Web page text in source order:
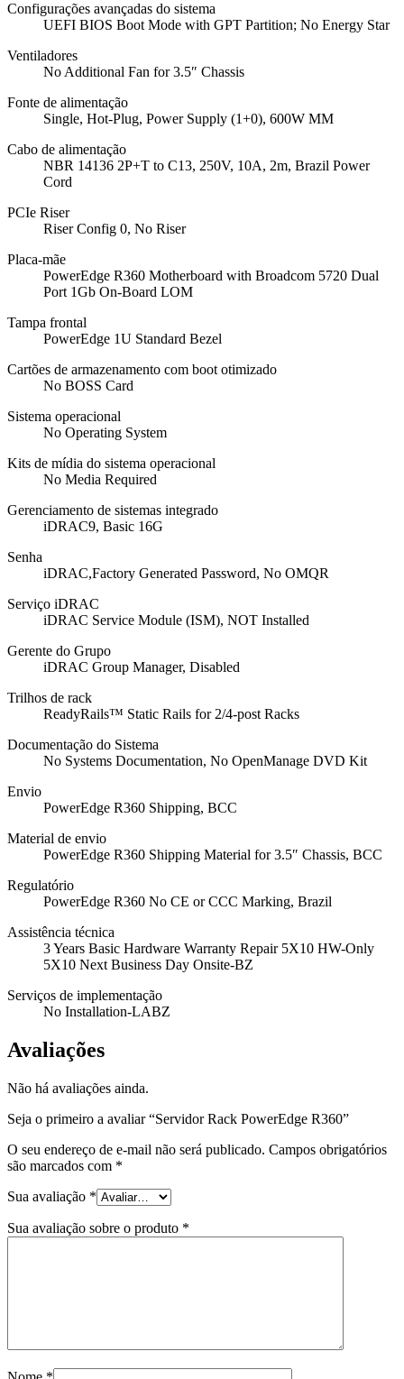
Configurações avançadas do sistema
UEFI BIOS Boot Mode with GPT Partition; No Energy Star
Ventiladores
No Additional Fan for 3.5″ Chassis
Fonte de alimentação
Single, Hot-Plug, Power Supply (1+0), 600W MM
Cabo de alimentação
NBR 14136 2P+T to C13, 250V, 10A, 2m, Brazil Power
Cord
PCIe Riser
Riser Config 0, No Riser
Placa-mãe
PowerEdge R360 Motherboard with Broadcom 5720 Dual
Port 1Gb On-Board LOM
Tampa frontal
PowerEdge 1U Standard Bezel
Cartões de armazenamento com boot otimizado
No BOSS Card
Sistema operacional
No Operating System
Kits de mídia do sistema operacional
No Media Required
Gerenciamento de sistemas integrado
iDRAC9, Basic 16G
Senha
iDRAC,Factory Generated Password, No OMQR
Serviço iDRAC
iDRAC Service Module (ISM), NOT Installed
Gerente do Grupo
iDRAC Group Manager, Disabled
Trilhos de rack
ReadyRails™ Static Rails for 2/4-post Racks
Documentação do Sistema
No Systems Documentation, No OpenManage DVD Kit
Envio
PowerEdge R360 Shipping, BCC
Material de envio
PowerEdge R360 Shipping Material for 3.5″ Chassis, BCC
Regulatório
PowerEdge R360 No CE or CCC Marking, Brazil
Assistência técnica
3 Years Basic Hardware Warranty Repair 5X10 HW-Only
5X10 Next Business Day Onsite-BZ
Serviços de implementação
No Installation-LABZ
Avaliações
Não há avaliações ainda.
Seja o primeiro a avaliar “Servidor Rack PowerEdge R360”
O seu endereço de e-mail não será publicado. Campos obrigatórios
são marcados com *
Sua avaliação *
Sua avaliação sobre o produto *